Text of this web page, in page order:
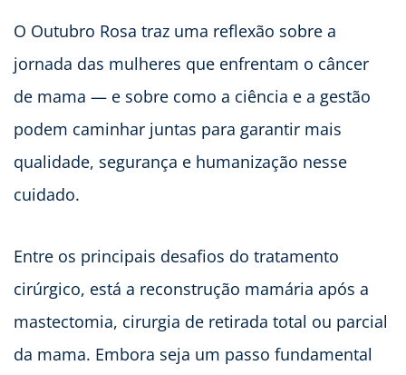
O Outubro Rosa traz uma reflexão sobre a
jornada das mulheres que enfrentam o câncer
de mama — e sobre como a ciência e a gestão
podem caminhar juntas para garantir mais
qualidade, segurança e humanização nesse
cuidado.
Entre os principais desafios do tratamento
cirúrgico, está a reconstrução mamária após a
mastectomia, cirurgia de retirada total ou parcial
da mama. Embora seja um passo fundamental